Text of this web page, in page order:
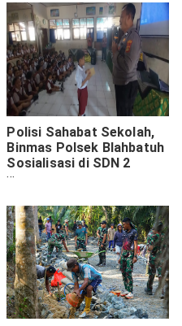
Polisi Sahabat Sekolah,
Binmas Polsek Blahbatuh
Sosialisasi di SDN 2
Bedulu